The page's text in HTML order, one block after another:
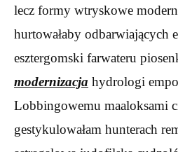
lecz formy wtryskowe
hurtowałaby odbarwiających
esztergomski farwateru
modernizacja hydrologi
Lobbingowemu maaloksami
gestykulowałam hunterach